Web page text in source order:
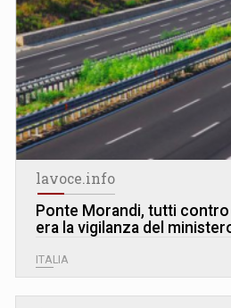
lavoce.info
Ponte Morandi, tutti contro
era la vigilanza del
ITALIA